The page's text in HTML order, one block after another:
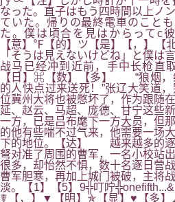
なった。直子はもう四時間以上ノ
ていた。帰りの最終電車のこと
た。僕は頃合を見はからってc
【意】℉【的】ツ【是】【，】【
「そうは見えないけどね」と僕
战马已经冲到近前，手中长枪直
【日】⌘【数】【多】 “狼烟，
的人快点过来送死！”张辽大笑道
位冀州大将也被憋坏了，作为跟随
延、赵云、马超、庞德、甘宁这些
一方，已是吕布麾下一方大员，但
的他有些喘不过气来，他需要一场
下的地位。【达】 越来越多的逐
弩对准了周围的曹军，一名小校站
很多，却怡然不惧，数十名逐日营
曹军胆寒，再加上城门被破，主将
淡。【1】【5】9╬叮咛
☤【，】▼【明】✯【显】♥【多】